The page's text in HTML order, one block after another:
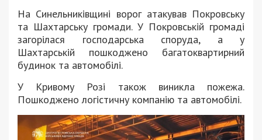
На Синельниківщині ворог атакував Покровську
та Шахтарську громади. У Покровській громаді
загорілася господарська споруда, а у
Шахтарській пошкоджено багатоквартирний
будинок та автомобілі.
У Кривому Розі також виникла пожежа.
Пошкоджено логістичну компанію та автомобілі.